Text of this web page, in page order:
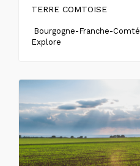
TERRE COMTOISE
Bourgogne-Franche-Comté
Explore